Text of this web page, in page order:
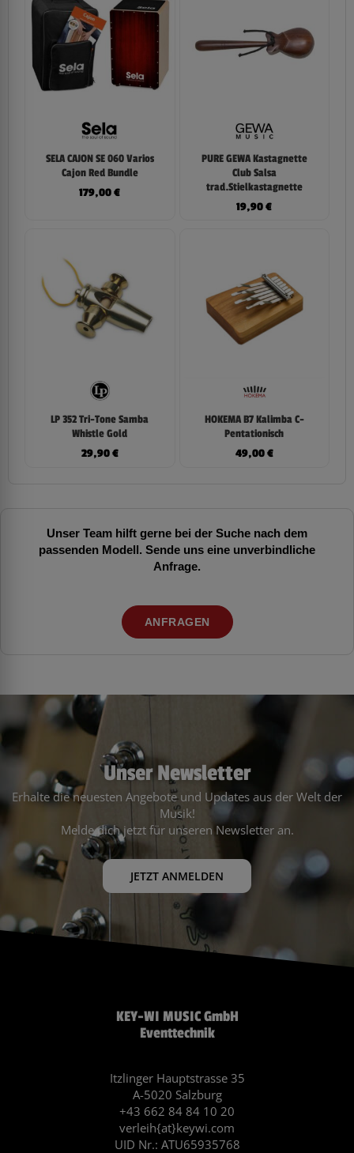
SELA CAJON SE 060 Varios
Cajon Red Bundle
179,00€
PURE GEWA Kastagnette
Club Salsa
trad.Stielkastagnette
19,90€
LP 352 Tri-Tone Samba
Whistle Gold
29,90€
HOKEMA B7 Kalimba C-
Pentationisch
49,00€
Unser Team hilft gerne bei der Suche nach dem
passenden Modell. Sende uns eine unverbindliche
Anfrage.
ANFRAGEN
Unser Newsletter
Erhalte die neuesten Angebote und Updates aus der Welt der
Musik!
Melde dich jetzt für unseren Newsletter an.
JETZT ANMELDEN
KEY-WI MUSIC GmbH
Eventtechnik
Itzlinger Hauptstrasse 35
A-5020 Salzburg
+43 662 84 84 10 20
verleih{at}keywi.com
UID Nr.: ATU65935768